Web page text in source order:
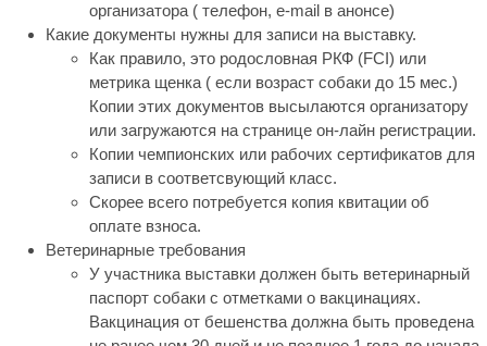
организатора ( телефон, e-mail в анонсе)
Какие документы нужны для записи на выставку.
Как правило, это родословная РКФ (FCI) или
метрика щенка ( если возраст собаки до 15 мес.)
Копии этих документов высылаются организатору
или загружаются на странице он-лайн регистрации.
Копии чемпионских или рабочих сертификатов для
записи в соответсвующий класс.
Скорее всего потребуется копия квитации об
оплате взноса.
Ветеринарные требования
У участника выставки должен быть ветеринарный
паспорт собаки с отметками о вакцинациях.
Вакцинация от бешенства должна быть проведена